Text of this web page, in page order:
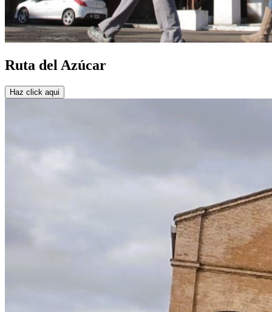
Ruta del Azúcar
Haz click aqui